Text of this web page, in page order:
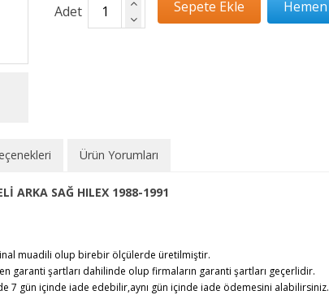
Adet
Ürün Yorumları
ARKA SAĞ HILEX 1988-1991
muadili olup birebir ölçülerde üretilmiştir.
garanti şartları dahilinde olup firmaların garanti şartları geçerlidir.
7 gün içinde iade edebilir,aynı gün içinde iade ödemesini alabilirsiniz.